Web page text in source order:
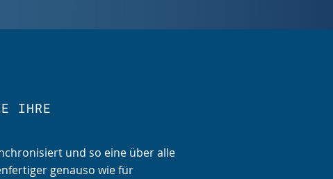
IHRE
und so eine über alle
genauso wie für